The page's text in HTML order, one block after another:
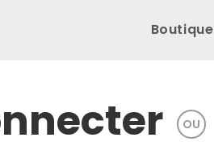
Boutique
OU